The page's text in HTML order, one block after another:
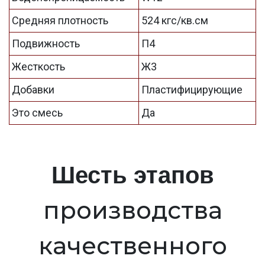
Средняя плотность
524 кгс/кв.см
Подвижность
П4
Жесткость
Ж3
Добавки
Пластифицирующие
Это смесь
Да
Шесть этапов
производства
качественного